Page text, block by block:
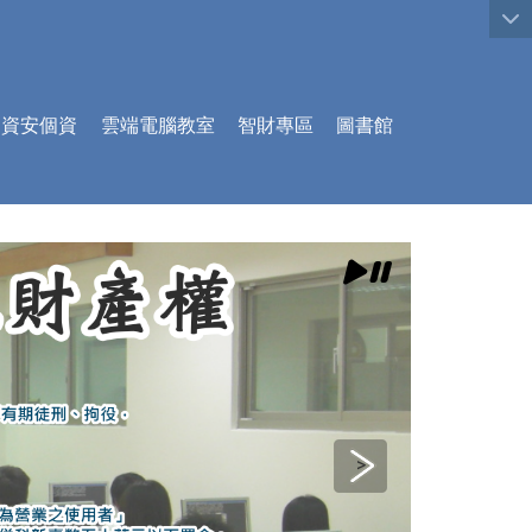
資安個資 雲端電腦教室 智財專區 圖書館
>